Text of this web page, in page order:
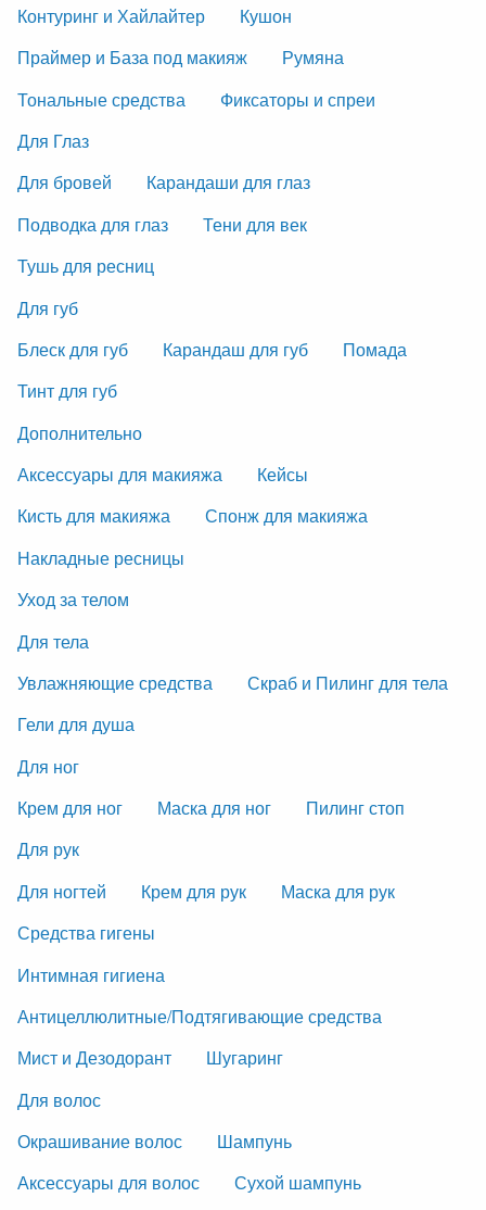
Контуринг и Хайлайтер
Кушон
Праймер и База под макияж
Румяна
Тональные средства
Фиксаторы и спреи
Для Глаз
Для бровей
Карандаши для глаз
Подводка для глаз
Тени для век
Тушь для ресниц
Для губ
Блеск для губ
Карандаш для губ
Помада
Тинт для губ
Дополнительно
Аксессуары для макияжа
Кейсы
Кисть для макияжа
Спонж для макияжа
Накладные ресницы
Уход за телом
Для тела
Увлажняющие средства
Скраб и Пилинг для тела
Гели для душа
Для ног
Крем для ног
Маска для ног
Пилинг стоп
Для рук
Для ногтей
Крем для рук
Маска для рук
Средства гигены
Интимная гигиена
Антицеллюлитные/Подтягивающие средства
Мист и Дезодорант
Шугаринг
Для волос
Окрашивание волос
Шампунь
Аксессуары для волос
Сухой шампунь